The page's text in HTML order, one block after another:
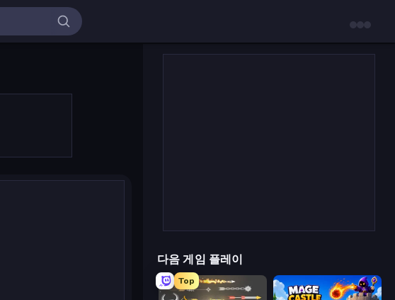
다음 게임 플레이
Top